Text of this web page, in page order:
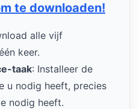
te downloaden!
alle vijf
keer.
taak: Installeer de
u nodig heeft, precies
nodig heeft.